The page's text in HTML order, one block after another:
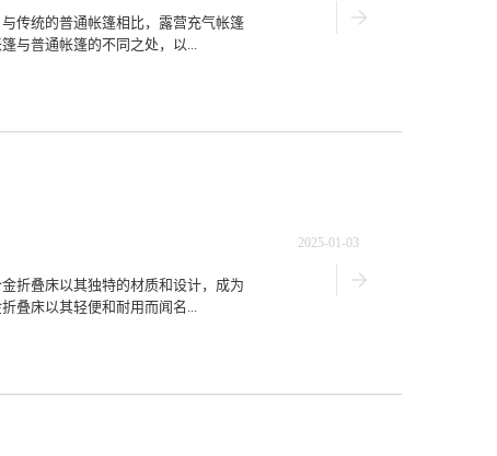
传统的普通帐篷相比，露营充气帐篷
与普通帐篷的不同之处，以...
2025-01-03
折叠床以其独特的材质和设计，成为
叠床以其轻便和耐用而闻名...